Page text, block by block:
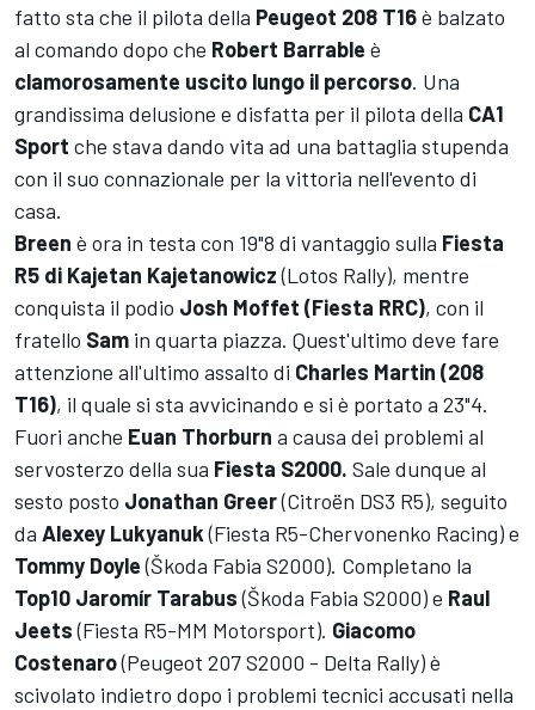
fatto sta che il pilota della Peugeot 208 T16è balzato
al comando dopo che Robert Barrable è
clamorosamente uscito lungo il percorso. Una
grandissima delusione e disfatta per il pilota della CA1
Sport che stava dando vita ad una battaglia stupenda
con il suo connazionale per la vittoria nell'evento di
casa.
Breen è ora in testa con 19"8 di vantaggio sulla Fiesta
R5 di Kajetan Kajetanowicz(Lotos Rally), mentre
conquista il podio Josh Moffet (Fiesta RRC), con il
fratello Sam in quarta piazza. Quest'ultimo deve fare
attenzione all'ultimo assalto di Charles Martin (208
T16), il quale si sta avvicinando e si è portato a 23"4.
Fuori anche Euan Thorburn a causa dei problemi al
servosterzo della sua Fiesta S2000. Sale dunque al
sesto posto Jonathan Greer(Citroën DS3 R5), seguito
da Alexey Lukyanuk(Fiesta R5-Chervonenko Racing) e
Tommy Doyle(Škoda Fabia S2000). Completano la
Top10 Jaromír Tarabus(Škoda Fabia S2000) e Raul
Jeets(Fiesta R5-MM Motorsport). Giacomo
Costenaro(Peugeot 207 S2000 - Delta Rally) è
scivolato indietro dopo i problemi tecnici accusati nella